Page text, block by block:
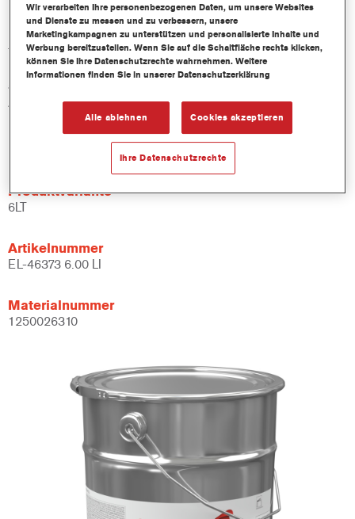
Der Fertigfarbton EL-46373 Imron Fleet Line Elite, 2K PUR,
RAL 9006 weiß aluminium, ist ein Zweikomponenten,
festkörperreicher Decklack für Busse und Lastkraftwagen in der
Farbe Aluminiumweiß. Er ermöglicht die Anwendung von
aluminiumgrau auf Bussen und Lastkraftwagen in einem
Arbeitsgang.
Produktmerkmale
Produktvariante
6LT
Artikelnummer
EL-46373 6.00 LI
Materialnummer
1250026310
Wir verarbeiten Ihre personenbezogenen Daten, um unsere Websites
und Dienste zu messen und zu verbessern, unsere
Marketingkampagnen zu unterstützen und personalisierte Inhalte und
Werbung bereitzustellen. Wenn Sie auf die Schaltfläche rechts klicken,
können Sie Ihre Datenschutzrechte wahrnehmen. Weitere
Informationen finden Sie in unserer Datenschutzerklärung
Alle ablehnen Cookies akzeptieren
Ihre Datenschutzrechte